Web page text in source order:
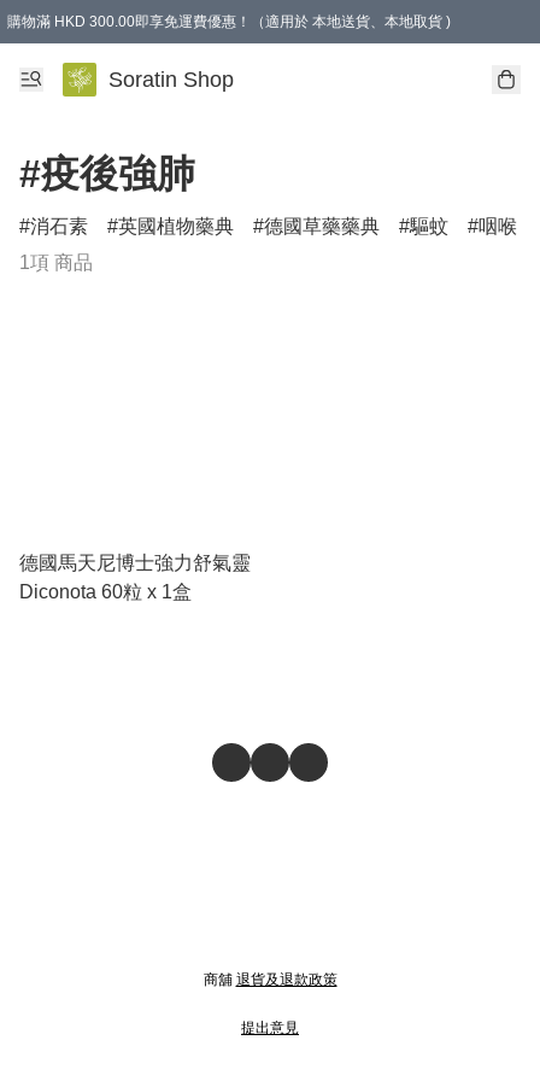
購物滿 HKD 300.00即享免運費優惠！（適用於 本地送貨、本地取貨 )
Soratin Shop
#疫後強肺
消石素 英國植物藥典 德國草藥藥典 驅蚊
咽喉
1項 商品
德國馬天尼博士強力舒氣靈
Diconota 60粒 x 1盒
商舖 退貨及退款政策
提出意見